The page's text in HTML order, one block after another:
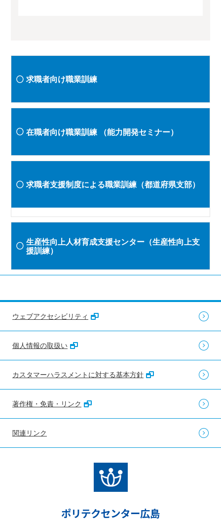
求職者向け職業訓練
在職者向け職業訓練 （能力開発セミナー）
求職者支援制度による職業訓練（都道府県支部）
生産性向上人材育成支援センター（生産性向上支
援訓練）
ウェブアクセシビリティ
個人情報の取扱い
カスタマーハラスメントに対する基本方針
著作権・免責・リンク
関連リンク
ポリテクセンター広島